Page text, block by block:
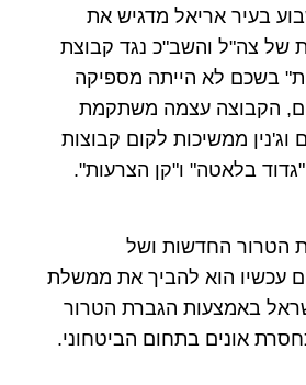
בעיר אריאל מדגיש את
של צה"ל והשב"כ נגד קבוצת
בשכם לא הייתה מספיקה
הקבוצה עצמה משתקמת
ממשיכות לקום קבוצות
בלאטה" ו"קן הצרעות".
הטרור החדשות ושל
עכשיו הוא להביך את ממשלת
באמצעות הגברת הטרור
אונים בתחום הביטחוני.